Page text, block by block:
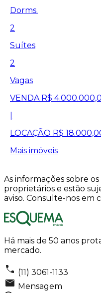
Dorms.
2
Suítes
2
Vagas
VENDA R$
LOCAÇÃO R$
Mais imóveis
As informações sobre
proprietários e estão
aviso. Consulte-nos em
Há mais de 50 anos
mercado.
(11) 3061-1133
Mensagem